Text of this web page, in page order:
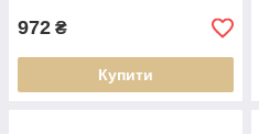
972 ₴
Купити